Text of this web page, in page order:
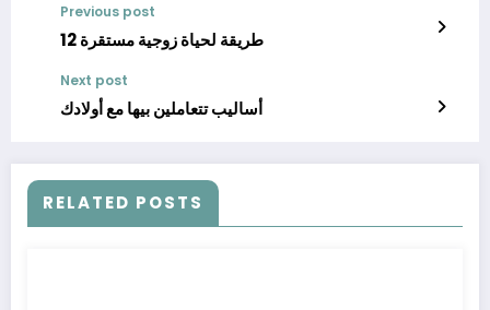
Previous post
12 طريقة لحياة زوجية مستقرة
Next post
أساليب تتعاملين بيها مع أولادك
RELATED POSTS